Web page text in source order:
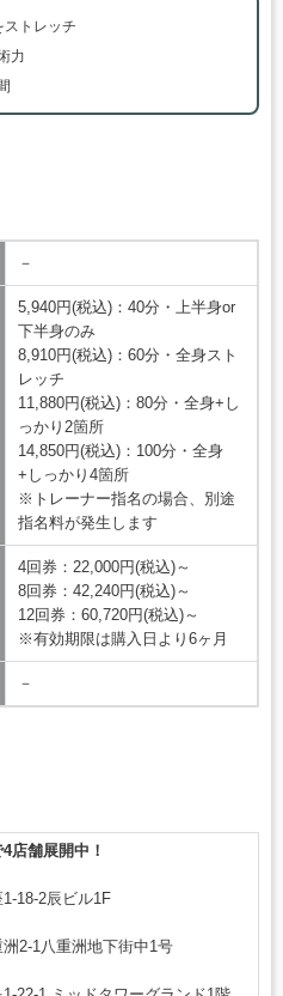
ストレッチ
力
－
5,940円(税込)：40分・上半身or
下半身のみ
8,910円(税込)：60分・全身スト
レッチ
11,880円(税込)：80分・全身+し
っかり2箇所
14,850円(税込)：100分・全身
+しっかり4箇所
※トレーナー指名の場合、別途
指名料が発生します
4回券：22,000円(税込)～
8回券：42,240円(税込)～
12回券：60,720円(税込)～
※有効期限は購入日より6ヶ月
－
店舗展開中！
18-2辰ビル1F
2-1八重洲地下街中1号